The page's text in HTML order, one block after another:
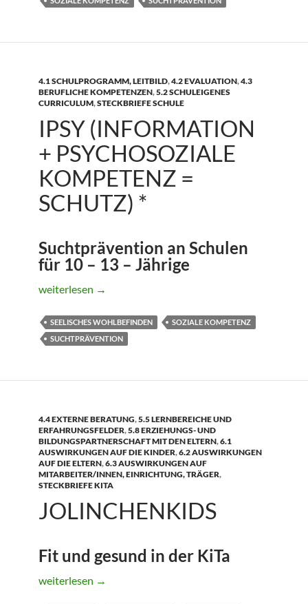
4.1 SCHULPROGRAMM, LEITBILD,4.2 EVALUATION,4.3
BERUFLICHE KOMPETENZEN,5.2 SCHULEIGENES
CURRICULUM,STECKBRIEFE SCHULE
IPSY (INFORMATION
+ PSYCHOSOZIALE
KOMPETENZ =
SCHUTZ) *
Suchtprävention an Schulen
für 10 – 13 – Jährige
IPSY (Information + Psychosoziale Kompetenz = Schutz) *
weiterlesen →
SEELISCHES WOHLBEFINDEN
SOZIALE KOMPETENZ
SUCHTPRÄVENTION
4.4 EXTERNE BERATUNG,5.5 LERNBEREICHE UND
ERFAHRUNGSFELDER,5.8 ERZIEHUNGS- UND
BILDUNGSPARTNERSCHAFT MIT DEN ELTERN,6.1
AUSWIRKUNGEN AUF DIE KINDER,6.2 AUSWIRKUNGEN
AUF DIE ELTERN,6.3 AUSWIRKUNGEN AUF
MITARBEITER/INNEN, EINRICHTUNG, TRÄGER,
STECKBRIEFE KITA
JOLINCHENKIDS
Fit und gesund in der KiTa
JolinchenKids
weiterlesen →